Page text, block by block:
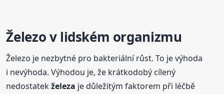
Železo v lidském organizmu
Železo je nezbytné pro bakteriální růst. To je výhoda
i nevýhoda. Výhodou je, že krátkodobý cílený
nedostatekželeza je důležitým faktorem při léčbě